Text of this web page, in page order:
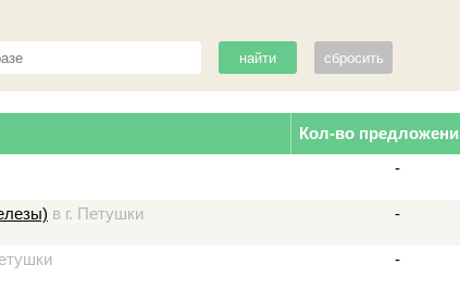
Кол-во
-
в г. Петушки -
-